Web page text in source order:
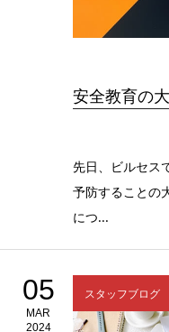
安全教育の
先日、ビルセス
予防することの
につ...
05
MAR
2024
スタッフブログ